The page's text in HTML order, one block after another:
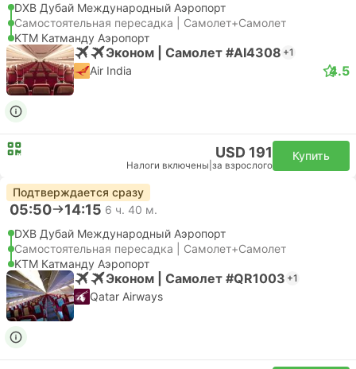
DXB Дубай Международный Аэропорт
Самостоятельная пересадка | Самолет+Самолет
KTM Катманду Аэропорт
Эконом | Самолет #AI4308 +1
Air India 4.5
USD 191
Налоги включены за взрослого
Купить
Подтверждается сразу
05:50 14:15 6 ч. 40 м.
DXB Дубай Международный Аэропорт
Самостоятельная пересадка | Самолет+Самолет
KTM Катманду Аэропорт
Эконом | Самолет #QR1003 +1
Qatar Airways